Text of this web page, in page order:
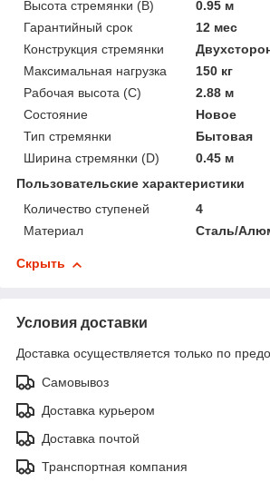
Высота стремянки (В)
0.95 м
Гарантийный срок
12 мес
Конструкция стремянки
Максимальная нагрузка
150 кг
Рабочая высота (С)
2.88 м
Состояние
Новое
Тип стремянки
Бытовая
Ширина стремянки (D)
0.45 м
Пользовательские характеристики
Количество ступеней
4
Материал
Сталь/
Скрыть
Условия доставки
Доставка осуществляется только по
Самовывоз
Доставка курьером
Доставка почтой
Транспортная компания